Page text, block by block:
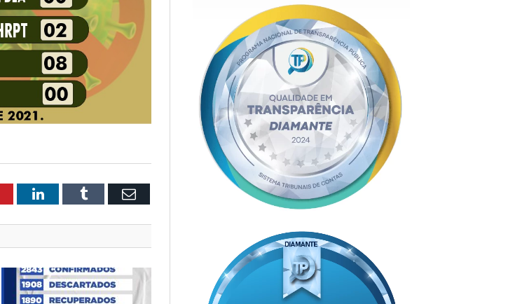
LinkedInTumblr Email